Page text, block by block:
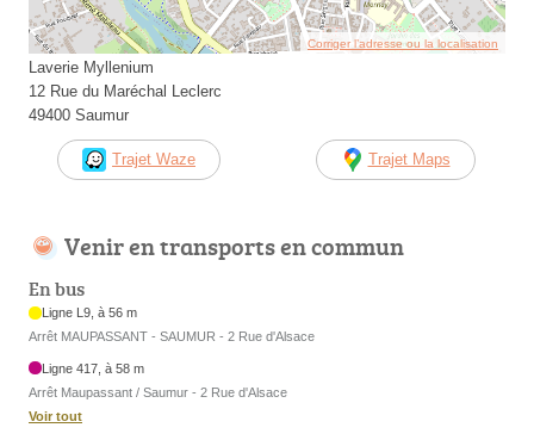
Corriger l’adresse ou la localisation
Laverie Myllenium
12 Rue du Maréchal Leclerc
49400 Saumur
Trajet Waze Trajet Maps
Venir en transports en commun
En bus
Ligne L9, à 56 m
Arrêt MAUPASSANT - SAUMUR - 2 Rue d'Alsace
Ligne 417, à 58 m
Arrêt Maupassant / Saumur - 2 Rue d'Alsace
Voir tout